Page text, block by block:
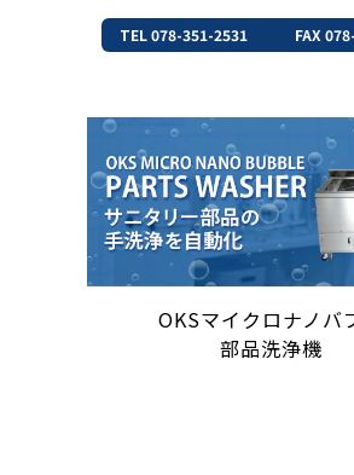
TEL 078-351-2531 FAX
OKSマイクロナノバ
部品洗浄機